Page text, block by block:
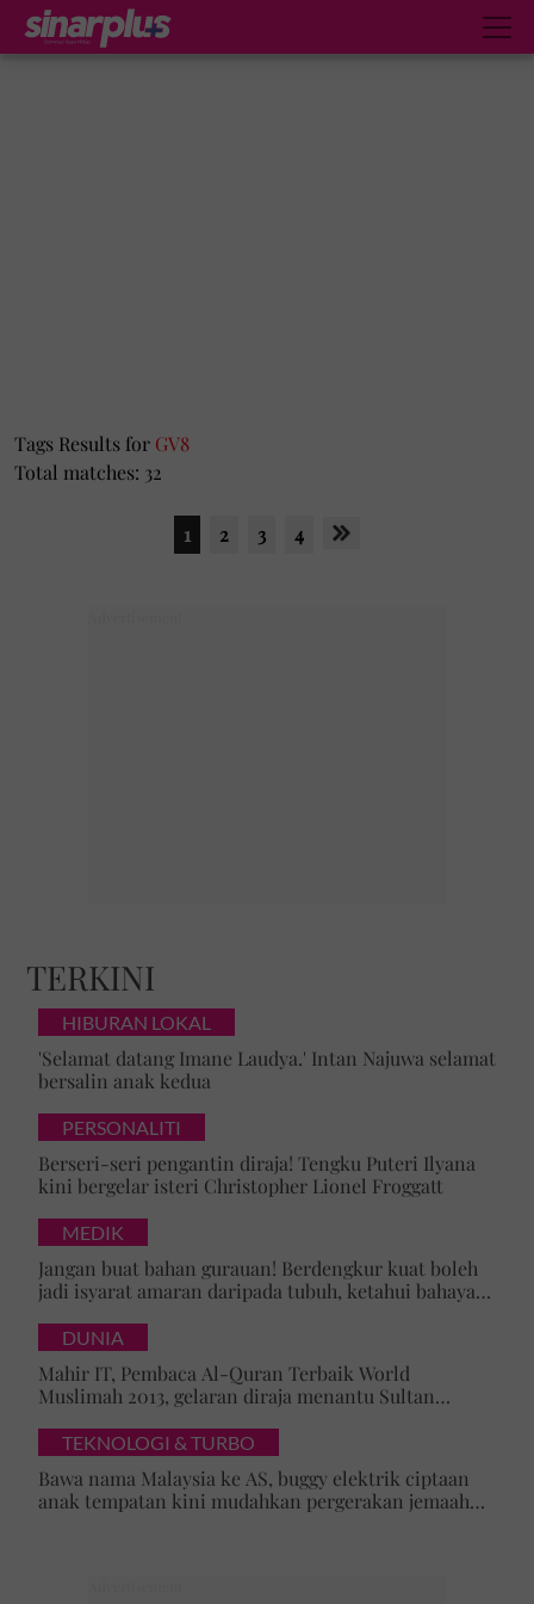
Tags Results for GV8
Total matches: 32
1 2 3 4
TERKINI
HIBURAN LOKAL
'Selamat datang Imane Laudya.' Intan Najuwa selamat
bersalin anak kedua
PERSONALITI
Berseri-seri pengantin diraja! Tengku Puteri Ilyana
kini bergelar isteri Christopher Lionel Froggatt
MEDIK
Jangan buat bahan gurauan! Berdengkur kuat boleh
jadi isyarat amaran daripada tubuh, ketahui bahaya
DUNIA
Mahir IT, Pembaca Al-Quran Terbaik World
Muslimah 2013, gelaran diraja menantu Sultan
merta
TEKNOLOGI & TURBO
Bawa nama Malaysia ke AS, buggy elektrik ciptaan
anak tempatan kini mudahkan pergerakan jemaah